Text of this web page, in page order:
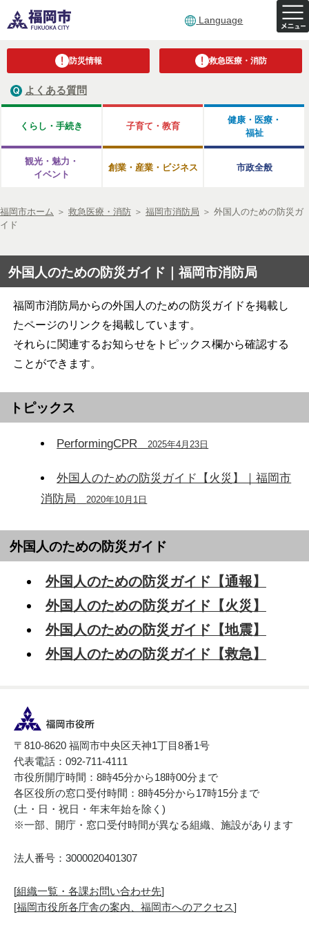
Language
防災情報 救急医療・消防
よくある質問
くらし・手続き 子育て・教育
健康・医療・
福祉
観光・魅力・
イベント
創業・産業・ビジネス 市政全般
福岡市ホーム ＞ 救急医療・消防 ＞ 福岡市消防局 ＞ 外国人のための防災ガ
イド
外国人のための防災ガイド｜福岡市消防局
福岡市消防局からの外国人のための防災ガイドを掲載し
たページのリンクを掲載しています。
それらに関連するお知らせをトピックス欄から確認する
ことができます。
トピックス
PerformingCPR 2025年4月23日
外国人のための防災ガイド【火災】｜福岡市
消防局
2020年10月1日
外国人のための防災ガイド
外国人のための防災ガイド【通報】
外国人のための防災ガイド【火災】
外国人のための防災ガイド【地震】
外国人のための防災ガイド【救急】
〒810-8620 福岡市中央区天神1丁目8番1号
代表電話：092-711-4111
市役所開庁時間：8時45分から18時00分まで
各区役所の窓口受付時間：8時45分から17時15分まで
(土・日・祝日・年末年始を除く)
※一部、開庁・窓口受付時間が異なる組織、施設があります
法人番号：3000020401307
[組織一覧・各課お問い合わせ先]
[福岡市役所各庁舎の案内、福岡市へのアクセス]